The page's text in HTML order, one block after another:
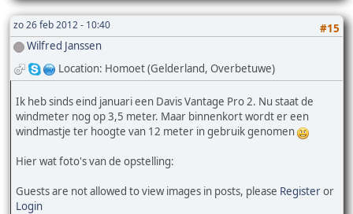
zo 26 feb 2012 - 10:40
#15
Wilfred Janssen
Location: Homoet (Gelderland, Overbetuwe)
Ik heb sinds eind januari een Davis Vantage Pro 2. Nu staat de
windmeter nog op 3,5 meter. Maar binnenkort wordt er een
windmastje ter hoogte van 12 meter in gebruik genomen
Hier wat foto's van de opstelling:
Guests are not allowed to view images in posts, please Registeror
Login